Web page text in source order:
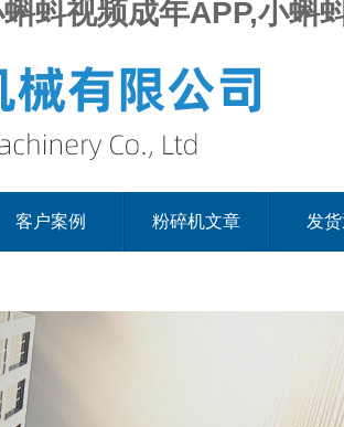
蚪视频成年APP,小蝌
客户案例 粉碎机文章 发